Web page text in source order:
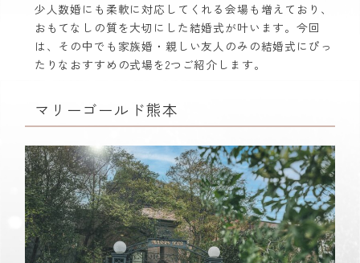
少人数婚にも柔軟に対応してくれる会場も増えており、
おもてなしの質を大切にした結婚式が叶います。今回
は、その中でも家族婚・親しい友人のみの結婚式にぴっ
たりなおすすめの式場を2つご紹介します。
マリーゴールド熊本